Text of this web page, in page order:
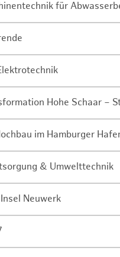
für
Hohe Schaar –
im Hamburger
& Umwelttechnik
Neuwerk